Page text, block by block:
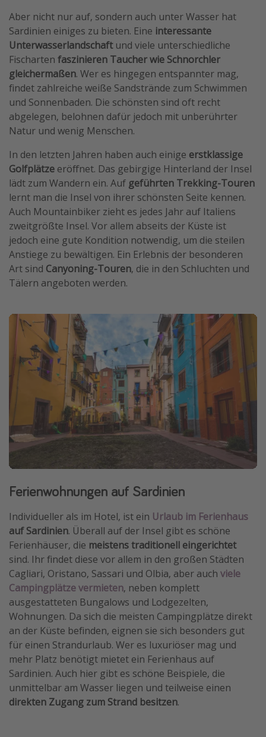
Aber nicht nur auf, sondern auch unter Wasser hat
Sardinien einiges zu bieten. Eine interessante
Unterwasserlandschaftund viele unterschiedliche
Fischarten faszinieren Taucher wie Schnorchler
gleichermaßen. Wer es hingegen entspannter mag,
findet zahlreiche weiße Sandstrände zum Schwimmen
und Sonnenbaden. Die schönsten sind oft recht
abgelegen, belohnen dafür jedoch mit unberührter
Natur und wenig Menschen.
In den letzten Jahren haben auch einige erstklassige
Golfplätze eröffnet. Das gebirgige Hinterland der Insel
lädt zum Wandern ein. Auf geführten Trekking-Touren
lernt man die Insel von ihrer schönsten Seite kennen.
Auch Mountainbiker zieht es jedes Jahr auf Italiens
zweitgrößte Insel. Vor allem abseits der Küste ist
jedoch eine gute Kondition notwendig, um die steilen
Anstiege zu bewältigen. Ein Erlebnis der besonderen
Art sind Canyoning-Touren, die in den Schluchten und
Tälern angeboten werden.
Ferienwohnungen auf Sardinien
Individueller als im Hotel, ist ein Urlaub im Ferienhaus
auf Sardinien. Überall auf der Insel gibt es schöne
Ferienhäuser, die meistens traditionell eingerichtet
sind. Ihr findet diese vor allem in den großen Städten
Cagliari, Oristano, Sassari und Olbia, aber auch viele
Campingplätze vermieten, neben komplett
ausgestatteten Bungalows und Lodgezelten,
Wohnungen. Da sich die meisten Campingplätze direkt
an der Küste befinden, eignen sie sich besonders gut
für einen Strandurlaub. Wer es luxuriöser mag und
mehr Platz benötigt mietet ein Ferienhaus auf
Sardinien. Auch hier gibt es schöne Beispiele, die
unmittelbar am Wasser liegen und teilweise einen
direkten Zugang zum Strand besitzen.